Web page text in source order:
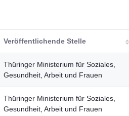
Veröffentlichende Stelle
Thüringer Ministerium für Soziales,
Gesundheit, Arbeit und Frauen
Thüringer Ministerium für Soziales,
Gesundheit, Arbeit und Frauen